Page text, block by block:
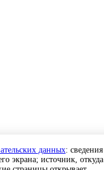
данных: сведения
экрана; источник, откуда